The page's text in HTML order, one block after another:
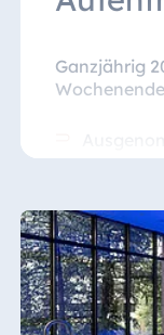
Ganzjährig